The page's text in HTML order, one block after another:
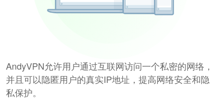
AndyVPN允许用户通过互联网访问一个私密的网络，
并且可以隐匿用户的真实IP地址，提高网络安全和隐
私保护。